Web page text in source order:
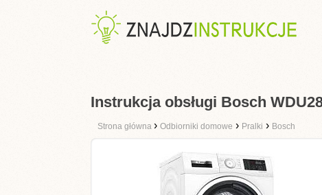
Instrukcja obsługi Bosch
Strona główna › Odbiorniki domowe › Pralki › Bosch